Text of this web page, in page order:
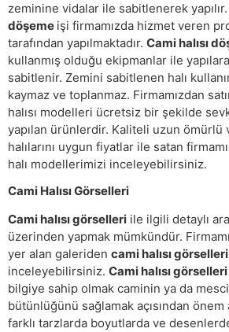
zeminine vidalar ile sabitlenerek yapılır.
döşeme işi firmamızda hizmet veren
tarafından yapılmaktadır. Cami halısı
kullanmış olduğu ekipmanlar ile
sabitlenir. Zemini sabitlenen halı
kaymaz ve toplanmaz. Firmamızdan
halısı modelleri ücretsiz bir şekilde
yapılan ürünlerdir. Kaliteli uzun ömürlü
halılarını uygun fiyatlar ile satan
halı modellerimizi inceleyebilirsiniz.
Cami Halısı Görselleri
Cami halısı görselleri ile ilgili detaylı
üzerinden yapmak mümkündür.
yer alan galeriden cami halısı görselleri
inceleyebilirsiniz. Cami halısı görselleri
bilgiye sahip olmak caminin ya da
bütünlüğünü sağlamak açısından önem
farklı tarzlarda boyutlarda ve